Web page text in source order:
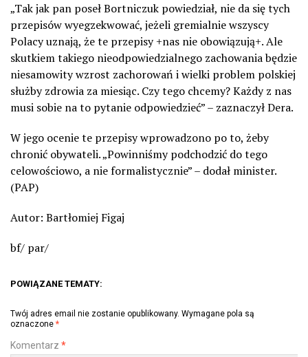
„Tak jak pan poseł Bortniczuk powiedział, nie da się tych
przepisów wyegzekwować, jeżeli gremialnie wszyscy
Polacy uznają, że te przepisy +nas nie obowiązują+. Ale
skutkiem takiego nieodpowiedzialnego zachowania będzie
niesamowity wzrost zachorowań i wielki problem polskiej
służby zdrowia za miesiąc. Czy tego chcemy? Każdy z nas
musi sobie na to pytanie odpowiedzieć” – zaznaczył Dera.
W jego ocenie te przepisy wprowadzono po to, żeby
chronić obywateli. „Powinniśmy podchodzić do tego
celowościowo, a nie formalistycznie” – dodał minister.
(PAP)
Autor: Bartłomiej Figaj
bf/ par/
POWIĄZANE TEMATY:
Twój adres email nie zostanie opublikowany. Wymagane pola są
oznaczone *
Komentarz *